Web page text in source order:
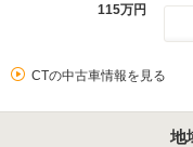
115万円
CTの中古車情報を見る
地